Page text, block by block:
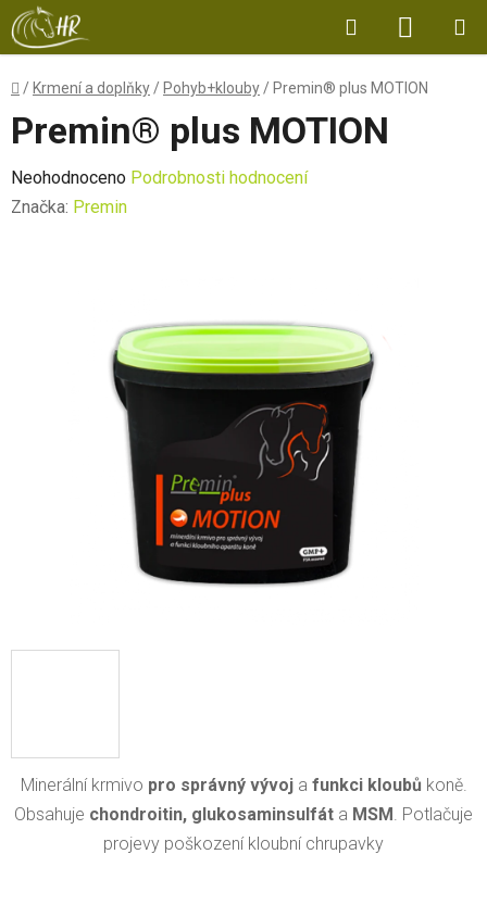
Přejít
na
obsah
Hledat
KOŠÍK
Domů
/ Krmení a doplňky / Pohyb+klouby / Premin® plus MOTION
Minerální krmivo pro správný vývoja funkci kloubů koně.
Obsahuje chondroitin, glukosaminsulfát a MSM . Potlačuje
projevy poškození kloubní chrupavky
Premin® plus MOTION
Průměrné
hodnocení
Neohodnoceno Podrobnosti hodnocení
Značka: Premin